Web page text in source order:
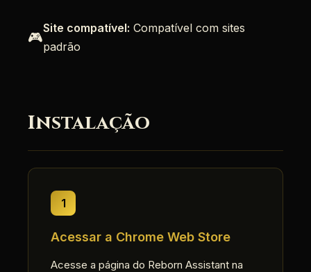
🎮
Site compatível: Compatível com sites
padrão
Instalação
1
Acessar a Chrome Web Store
Acesse a página do Reborn Assistant na